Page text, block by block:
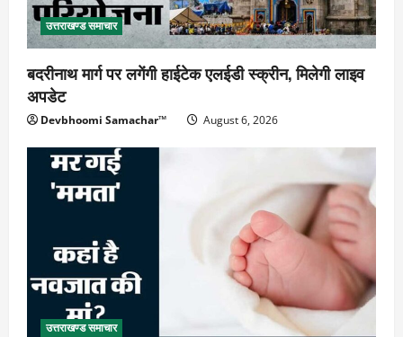
उत्तराखण्ड समाचार
बदरीनाथ मार्ग पर लगेंगी हाईटेक एलईडी स्क्रीन, मिलेगी लाइव
अपडेट
Devbhoomi Samachar™ August 6, 2026
उत्तराखण्ड समाचार